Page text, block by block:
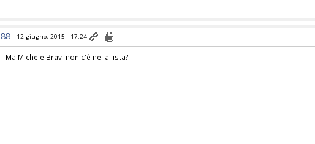
88 12 giugno, 2015 - 17:24
Ma Michele Bravi non c'è nella lista?